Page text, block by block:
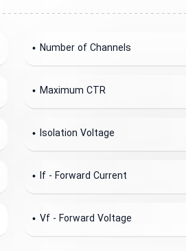
Number of Channels
Maximum CTR
Isolation Voltage
If - Forward Current
Vf - Forward Voltage